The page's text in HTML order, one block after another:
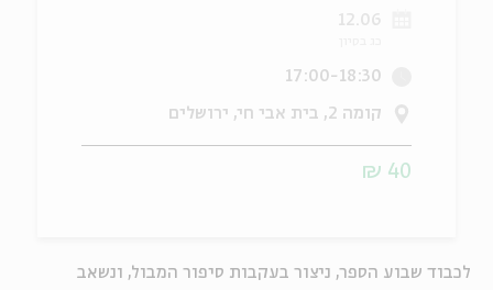
לכבוד שבוע הספר, ניצור בעקבות סיפור המבול, ונשאב
12.06
17:00-18:30
קומה 2, בית אבי חי, ירושלים
40 ₪